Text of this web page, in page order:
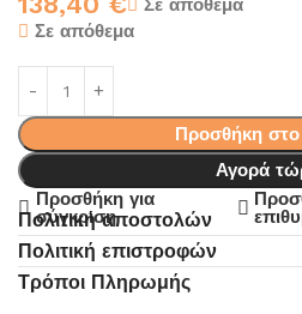
Σε απόθεμα
Σε απόθεμα
Προσθήκη στο
Αγορά
Προσθήκη για
σύγκριση
Πολιτική αποστολών
Πολιτική επιστροφών
Τρόποι Πληρωμής